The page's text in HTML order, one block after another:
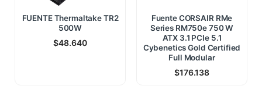
FUENTE Thermaltake TR2
500W
$48.640
Fuente CORSAIR RMe
Series RM750e 750 W
ATX 3.1 PCIe 5.1
Cybenetics Gold Certified
Full Modular
$176.138